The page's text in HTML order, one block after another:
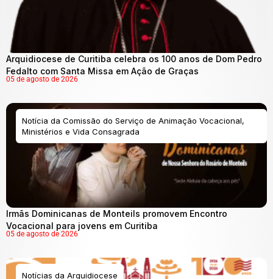
Arquidiocese de Curitiba celebra os 100 anos de Dom Pedro
Fedalto com Santa Missa em Ação de Graças
05 de agosto de 2026
Notícia da Comissão do Serviço de Animação Vocacional,
Ministérios e Vida Consagrada
Irmãs Dominicanas de Monteils promovem Encontro
Vocacional para jovens em Curitiba
05 de agosto de 2026
Notícias da Arquidiocese